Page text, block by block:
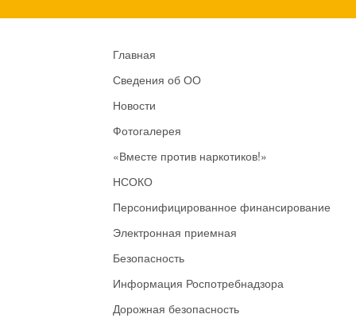
Главная
Сведения об ОО
Новости
Фотогалерея
«Вместе против наркотиков!»
НСОКО
Персонифицированное финансирование
Электронная приемная
Безопасность
Информация Роспотребнадзора
Дорожная безопасность